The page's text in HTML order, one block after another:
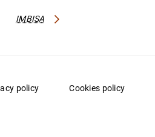
IMBISA
policy Cookies policy